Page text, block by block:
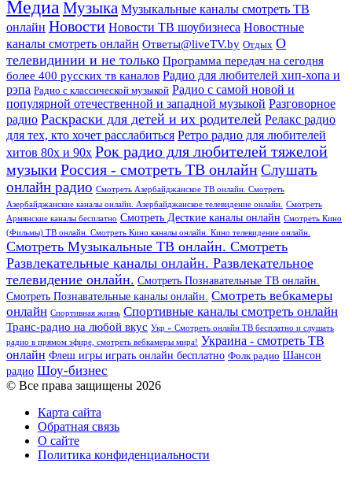
Медиа Музыка Музыкальные каналы смотреть ТВ
онлайн Новости Новости ТВ шоубизнеса Новостные
каналы смотреть онлайн Ответы@liveTV.by Отдых О
телевидинии и не только Программа передач на сегодня
более 400 русских тв каналов Радио для любителей хип-хопа и
рэпа Радио с классической музыкой Радио с самой новой и
популярной отечественной и западной музыкой Разговорное
радио Раскраски для детей и их родителей Релакс радио
для тех, кто хочет расслабиться Ретро радио для любителей
хитов 80х и 90х Рок радио для любителей тяжелой
музыкиРоссия - смотреть ТВ онлайнСлушать
онлайн радио Смотреть Азербайджанское ТВ онлайн. Смотреть
Азербайджанские каналы онлайн. Азербайджанское телевидение онлайн.
Смотреть
Армянские каналы бесплатно Смотреть Десткие каналы онлайн Смотреть Кино
(Фильмы) ТВ онлайн. Смотреть Кино каналы онлайн. Кино телевидение онлайн.
Смотреть Музыкальные ТВ онлайн. Смотреть
Развлекательные каналы онлайн. Развлекательное
телевидение онлайн. Смотреть Познавательные ТВ онлайн.
Смотреть Познавательные каналы онлайн. Смотреть вебкамеры
онлайн Спортивная жизнь Спортивные каналы смотреть онлайн
Транс-радио на любой вкус Укр » Смотреть онлайн ТВ бесплатно и слушать
радио в прямом эфире, смотреть вебкамеры мира! Украина - смотреть ТВ
онлайн Флеш игры играть онлайн бесплатно Фолк радио Шансон
радио Шоу-бизнес
© Все права защищены 2026
Карта сайта
Обратная связь
О сайте
Политика конфиденциальности